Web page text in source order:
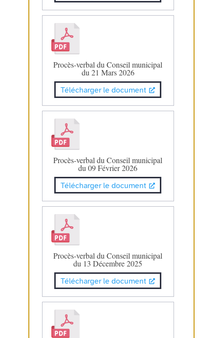
Procès-verbal du Conseil municipal
du 21 Mars 2026
Télécharger le document
Procès-verbal du Conseil municipal
du 09 Février 2026
Télécharger le document
Procès-verbal du Conseil municipal
du 13 Décembre 2025
Télécharger le document